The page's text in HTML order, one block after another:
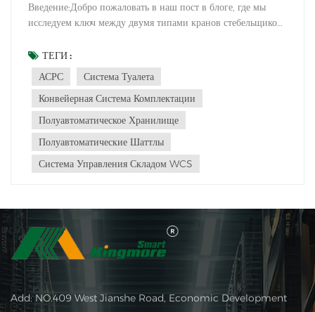
Введение:Добро пожаловать в наш пост в блоге, где мы
исследуем ключ между двумя типами кранов стебельщиков:
оборудования для обработки материалов играют важную
роль в операциях склада и распределительного центра. В
этой статье мы углубимся в их ун...
ТЕГИ :
АСРС
Система Туалета
Конвейерная Система Комплектации
Полуавтоматическое Хранилище
Полуавтоматические Шаттлы
Система Управления Складом WCS
Add: NO.409 West Jianshe Road, Economic Development